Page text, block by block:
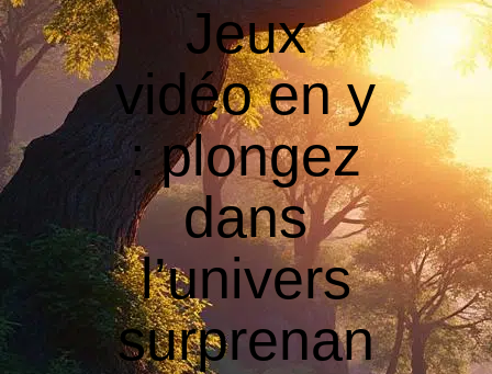
Jeux
vidéo en y
: plongez
dans
l’univers
surprenan